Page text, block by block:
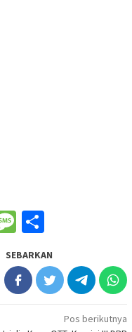
Message
SEBARKAN
Pos berikutnya